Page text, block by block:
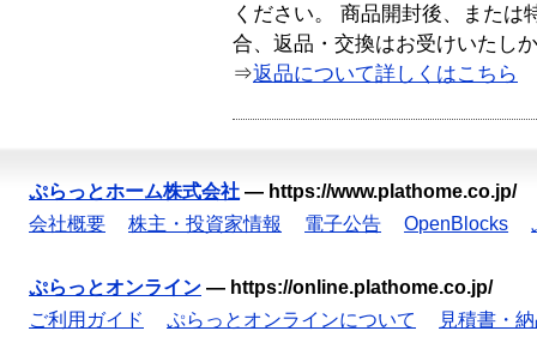
ください。 商品開封後、または
合、返品・交換はお受けいたし
⇒返品について詳しくはこちら
ぷらっとホーム株式会社 — https://www.plathome.co.jp/
会社概要
株主・投資家情報 電子公告 OpenBlocks
ぷらっとオンライン — https://online.plathome.co.jp/
ご利用ガイド
ぷらっとオンラインについて
見積書・